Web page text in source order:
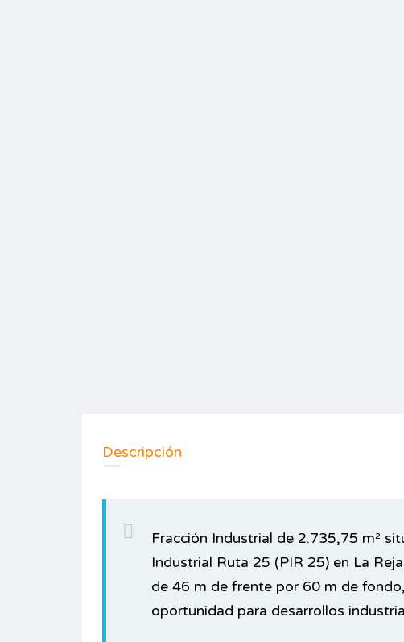
Descripción
Fracción Industrial de 2.735,75 m²
Industrial Ruta 25 (PIR 25) en La
de 46 m de frente por 60 m de
oportunidad para desarrollos